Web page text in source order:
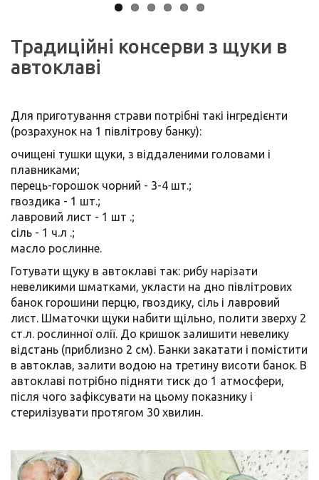
Традиційні консерви з щуки в
автоклаві
Для приготування страви потрібні такі інгредієнти
(розрахунок на 1 півлітрову банку):
очищені тушки щуки, з віддаленими головами і
плавниками;
перець-горошок чорний - 3-4 шт.;
гвоздика - 1 шт.;
лавровий лист - 1 шт .;
сіль - 1 ч.л .;
масло рослинне.
Готувати щуку в автоклаві так: рибу нарізати
невеликими шматками, укласти на дно півлітрових
банок горошини перцю, гвоздику, сіль і лавровий
лист. Шматочки щуки набити щільно, полити зверху 2
ст.л. рослинної олії. До кришок залишити невелику
відстань (приблизно 2 см). Банки закатати і помістити
в автоклав, залити водою на третину висоти банок. В
автоклаві потрібно підняти тиск до 1 атмосфери,
після чого зафіксувати на цьому показнику і
стерилізувати протягом 30 хвилин.